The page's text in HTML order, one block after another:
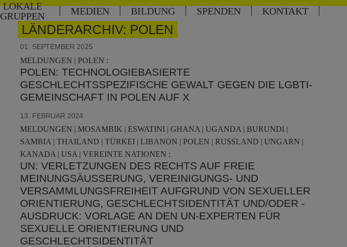
LOKALE
GRUPPEN
MEDIEN BILDUNG SPENDEN KONTAKT
LÄNDERARCHIV: POLEN
01. SEPTEMBER 2025
MELDUNGEN | POLEN :
POLEN: TECHNOLOGIEBASIERTE
GESCHLECHTSSPEZIFISCHE GEWALT GEGEN DIE LGBTI-
GEMEINSCHAFT IN POLEN AUF X
13. FEBRUAR 2024
MELDUNGEN | MOSAMBIK | ESWATINI | GHANA | UGANDA | BURUNDI |
SAMBIA | THAILAND | TÜRKEI | LIBANON | POLEN | RUSSLAND | UNGARN |
KANADA | USA | VEREINTE NATIONEN :
UN: VERLETZUNGEN DES RECHTS AUF FREIE
MEINUNGSÄUSSERUNG, VEREINIGUNGS- UND V
ERSAMMLUNGSFREIHEIT AUFGRUND VON SEXUELLER O
RIENTIERUNG, GESCHLECHTSIDENTITÄT UND/ODER -A
USDRUCK: VORLAGE AN DEN UN-EXPERTEN FÜR S
EXUELLE ORIENTIERUNG UND G
ESCHLECHTSIDENTITÄT